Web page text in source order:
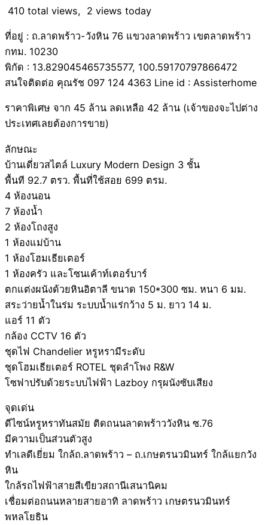
410 total views, 2 views today
ที่อยู่ : ถ.ลาดพร้าว-วังหิน 76 แขวงลาดพร้าว เขตลาดพร้าว
กทม. 10230
พิกัด : 13.829045465735577, 100.59170797866472
สนใจติดต่อ คุณรัช 097 124 4363 Line id : Assisterhome
ราคาพิเศษ จาก 45 ล้าน ลดเหลือ 42 ล้าน (เจ้าของจะไปต่าง
ประเทศเลยต้องการขาย)
ลักษณะ
บ้านเดี่ยวสไตล์ Luxury Modern Design 3 ชั้น
พื้นที 92.7 ตรว. พื้นที่ใช้สอย 699 ตรม.
4 ห้องนอน
7 ห้องน้ำ
2 ห้องโถงสูง
1 ห้องแม่บ้าน
1 ห้องโฮมเธียเตอร์
1 ห้องครัว และโซนเค้าท์เตอร์บาร์
ตกแต่งผนังด้วยหินอิตาลี ขนาด 150*300 ซม. หนา 6 มม.
สระว่ายน้ำในร่ม ระบบน้ำแร่กว้าง 5 ม. ยาว 14 ม.
แอร์ 11 ตัว
กล้อง CCTV 16 ตัว
ชุดไฟ Chandelier หรูหรามีระดับ
ชุดโฮมเธียเตอร์ ROTEL ชุดลําโพง R&W
โซฟาปรับด้วยระบบไฟฟ้า Lazboy กรุผนังซับเสียง
จุดเด่น
ดีไซน์หรูหราทันสมัย ติดถนนลาดพร้าววังหิน ซ.76
มีความเป็นส่วนตัวสูง
ทำเลดีเยี่ยม ใกล้ถ.ลาดพร้าว – ถ.เกษตรนวมินทร์ ใกล้แยกวัง
หิน
ใกล้รถไฟฟ้าสายสีเขียวสถานีเสนานิคม
เชื่อมต่อถนนหลายสายอาทิ ลาดพร้าว เกษตรนวมินทร์
พหลโยธิน